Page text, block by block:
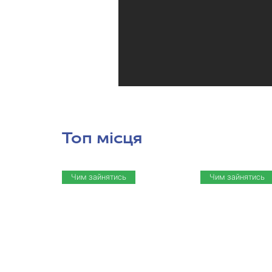
Топ місця
Чим зайнятись Чим зайнятись